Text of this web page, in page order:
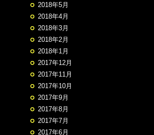
2018年5月
2018年4月
2018年3月
2018年2月
2018年1月
2017年12月
2017年11月
2017年10月
2017年9月
2017年8月
2017年7月
2017年6月